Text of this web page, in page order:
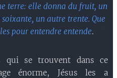
terre: elle donna du fruit, un
un autre trente. Que
pour entendre entende.
qui se trouvent dans ce
énorme, Jésus les a